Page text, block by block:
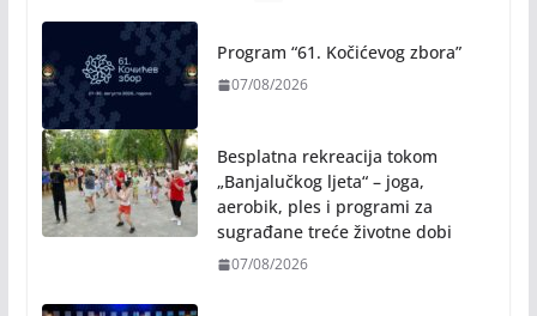
Program “61. Kočićevog zbora”
07/08/2026
Besplatna rekreacija tokom
„Banjalučkog ljeta“ – joga,
aerobik, ples i programi za
sugrađane treće životne dobi
07/08/2026